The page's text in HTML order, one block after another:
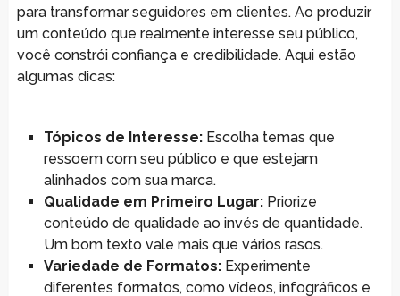
para transformar seguidores em clientes. Ao produzir
um conteúdo que realmente interesse seu público,
você constrói confiança e credibilidade. Aqui estão
algumas dicas:
Tópicos de Interesse:Escolha temas que
ressoem com seu público e que estejam
alinhados com sua marca.
Qualidade em Primeiro Lugar:Priorize
conteúdo de qualidade ao invés de quantidade.
Um bom texto vale mais que vários rasos.
Variedade de Formatos:Experimente
diferentes formatos, como vídeos, infográficos e